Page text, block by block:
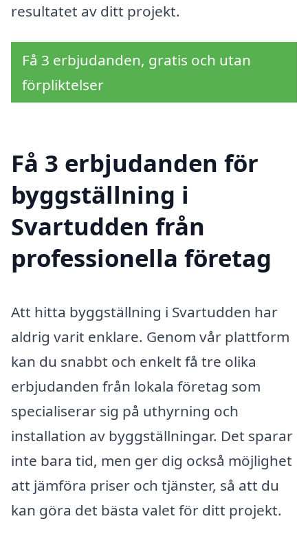
resultatet av ditt projekt.
Få 3 erbjudanden, gratis och utan
förpliktelser
Få 3 erbjudanden för
byggställning i
Svartudden från
professionella företag
Att hitta byggställning i Svartudden har
aldrig varit enklare. Genom vår plattform
kan du snabbt och enkelt få tre olika
erbjudanden från lokala företag som
specialiserar sig på uthyrning och
installation av byggställningar. Det sparar
inte bara tid, men ger dig också möjlighet
att jämföra priser och tjänster, så att du
kan göra det bästa valet för ditt projekt.